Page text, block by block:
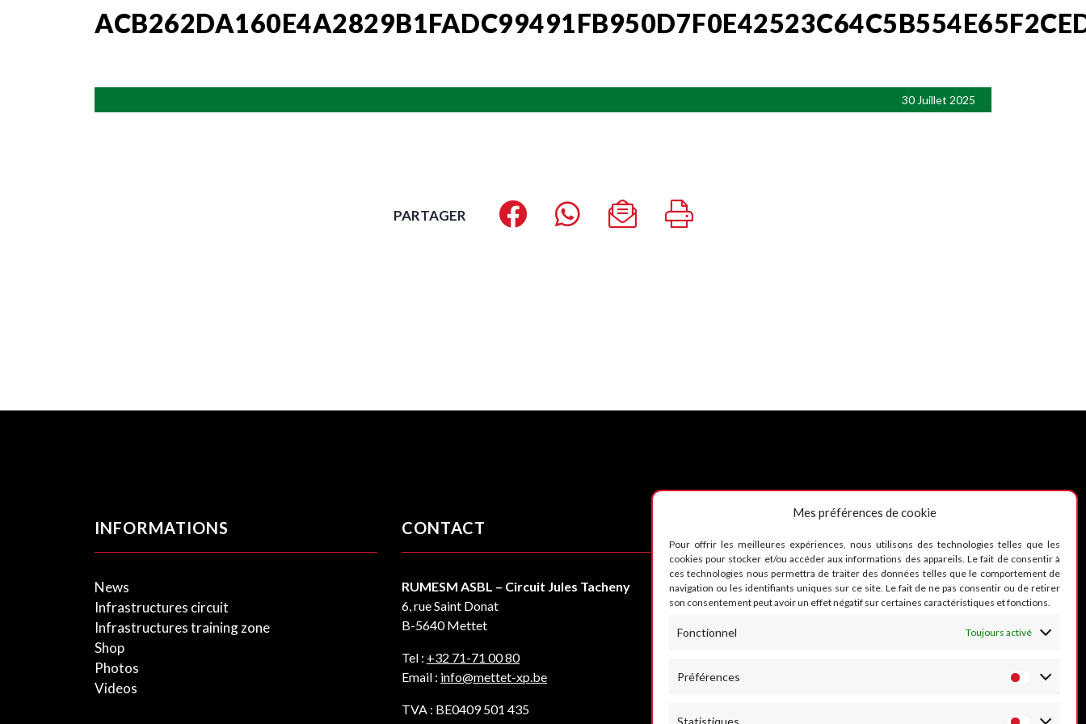
Mes préférences de cookie
Pour offrir les meilleures expériences, nous utilisons des technologies telles que les
cookies pour stocker et/ou accéder aux informations des appareils. Le fait de consentir à
ces technologies nous permettra de traiter des données telles que le comportement de
navigation ou les identifiants uniques sur ce site. Le fait de ne pas consentir ou de retirer
son consentement peut avoir un effet négatif sur certaines caractéristiques et fonctions.
Fonctionnel Toujours activé
Préférences
Statistiques
30 Juillet 2025
PARTAGER
INFORMATIONS
News
Infrastructures circuit
Infrastructures training zone
Shop
Photos
Videos
CONTACT
RUMESM ASBL – Circuit Jules Tacheny
6, rue Saint Donat
B-5640 Mettet
Tel : +32 71-71 00 80
Email : info@mettet-xp.be
TVA : BE0409 501 435